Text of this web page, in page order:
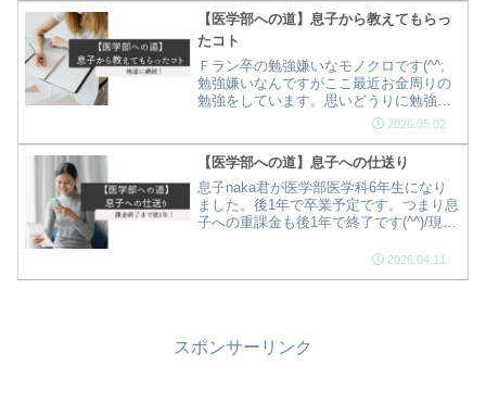
ないように努力している姿勢をお母さん
は褒めて下さい』
【医学部への道】息子から教えてもらっ
たコト
Ｆラン卒の勉強嫌いなモノクロです(^^;
勉強嫌いなんですがここ最近お金周りの
勉強をしています。思いどうりに勉強が
進まないと愚痴るモノクロに、医学生で
です！
2026.05.02
【医学部への道】息子への仕送り
息子naka君が医学部医学科6年生になり
ました。後1年で卒業予定です。つまり息
子への重課金も後1年で終了です(^^)/現在
口座から毎月引き落とされるアパート代
2026.04.11
スポンサーリンク